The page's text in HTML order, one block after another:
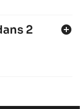
2
add_circle